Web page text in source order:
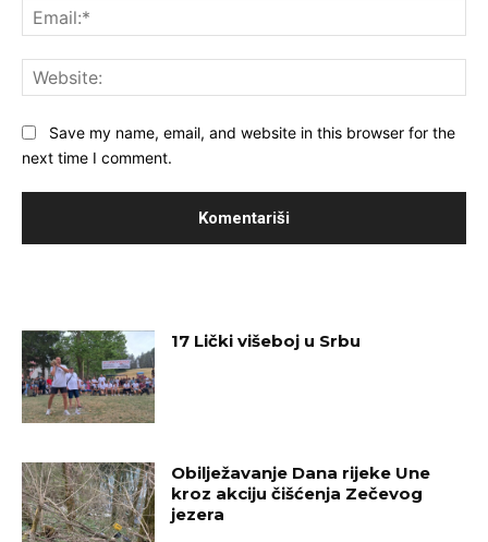
Save my name, email, and website in this browser for the
next time I comment.
17 Lički višeboj u Srbu
Obilježavanje Dana rijeke Une
kroz akciju čišćenja Zečevog
jezera